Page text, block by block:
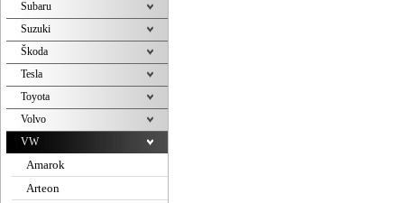
Subaru
Suzuki
Škoda
Tesla
Toyota
Volvo
VW
Amarok
Arteon